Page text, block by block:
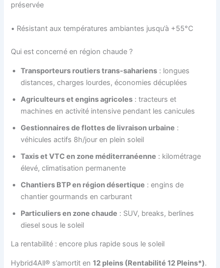
préservée
• Résistant aux températures ambiantes jusqu’à +55°C
Qui est concerné en région chaude ?
Transporteurs routiers trans-sahariens : longues
distances, charges lourdes, économies décuplées
Agriculteurs et engins agricoles : tracteurs et
machines en activité intensive pendant les canicules
Gestionnaires de flottes de livraison urbaine :
véhicules actifs 8h/jour en plein soleil
Taxis et VTC en zone méditerranéenne : kilométrage
élevé, climatisation permanente
Chantiers BTP en région désertique : engins de
chantier gourmands en carburant
Particuliers en zone chaude : SUV, breaks, berlines
diesel sous le soleil
La rentabilité : encore plus rapide sous le soleil
Hybrid4All® s’amortit en12 pleins (Rentabilité 12 Pleins*).